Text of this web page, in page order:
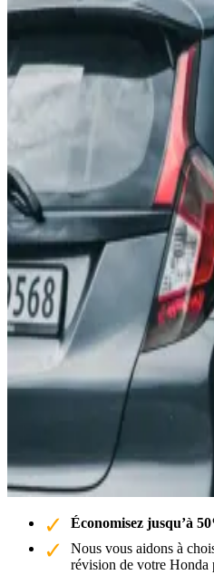
Économisez jusqu’à
Nous vous aidons à
révision de votre Honda